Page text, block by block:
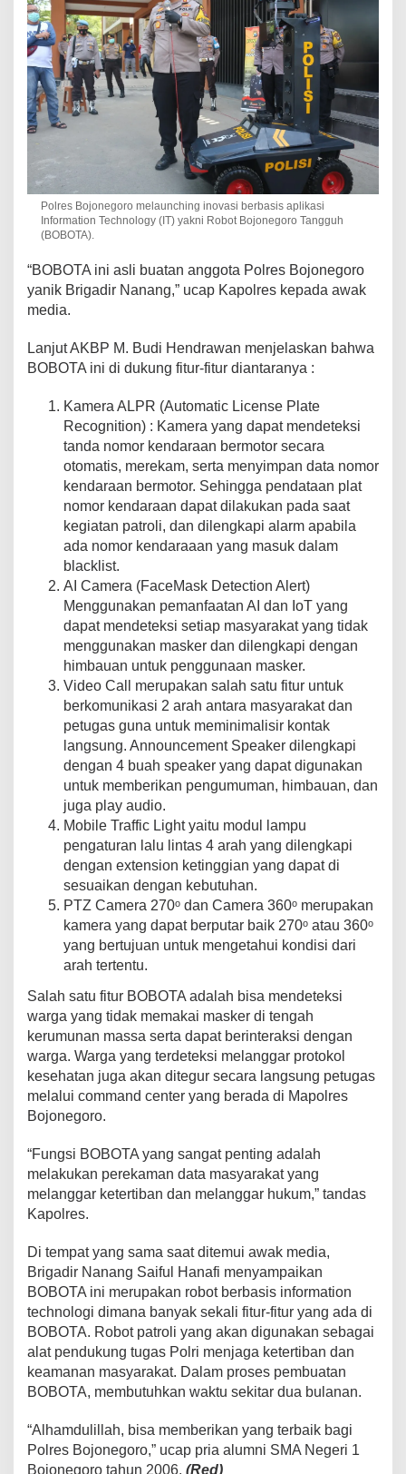
Polres Bojonegoro melaunching inovasi berbasis aplikasi
Information Technology (IT) yakni Robot Bojonegoro Tangguh
(BOBOTA).
“BOBOTA ini asli buatan anggota Polres Bojonegoro
yanik Brigadir Nanang,” ucap Kapolres kepada awak
media.
Lanjut AKBP M. Budi Hendrawan menjelaskan bahwa
BOBOTA ini di dukung fitur-fitur diantaranya :
Kamera ALPR (Automatic License Plate
Recognition) : Kamera yang dapat mendeteksi
tanda nomor kendaraan bermotor secara
otomatis, merekam, serta menyimpan data nomor
kendaraan bermotor. Sehingga pendataan plat
nomor kendaraan dapat dilakukan pada saat
kegiatan patroli, dan dilengkapi alarm apabila
ada nomor kendaraaan yang masuk dalam
blacklist.
AI Camera (FaceMask Detection Alert)
Menggunakan pemanfaatan AI dan IoT yang
dapat mendeteksi setiap masyarakat yang tidak
menggunakan masker dan dilengkapi dengan
himbauan untuk penggunaan masker.
Video Call merupakan salah satu fitur untuk
berkomunikasi 2 arah antara masyarakat dan
petugas guna untuk meminimalisir kontak
langsung. Announcement Speaker dilengkapi
dengan 4 buah speaker yang dapat digunakan
untuk memberikan pengumuman, himbauan, dan
juga play audio.
Mobile Traffic Light yaitu modul lampu
pengaturan lalu lintas 4 arah yang dilengkapi
dengan extension ketinggian yang dapat di
sesuaikan dengan kebutuhan.
PTZ Camera 270ᵒ dan Camera 360ᵒ merupakan
kamera yang dapat berputar baik 270ᵒ atau 360ᵒ
yang bertujuan untuk mengetahui kondisi dari
arah tertentu.
Salah satu fitur BOBOTA adalah bisa mendeteksi
warga yang tidak memakai masker di tengah
kerumunan massa serta dapat berinteraksi dengan
warga. Warga yang terdeteksi melanggar protokol
kesehatan juga akan ditegur secara langsung petugas
melalui command center yang berada di Mapolres
Bojonegoro.
“Fungsi BOBOTA yang sangat penting adalah
melakukan perekaman data masyarakat yang
melanggar ketertiban dan melanggar hukum,” tandas
Kapolres.
Di tempat yang sama saat ditemui awak media,
Brigadir Nanang Saiful Hanafi menyampaikan
BOBOTA ini merupakan robot berbasis information
technologi dimana banyak sekali fitur-fitur yang ada di
BOBOTA. Robot patroli yang akan digunakan sebagai
alat pendukung tugas Polri menjaga ketertiban dan
keamanan masyarakat. Dalam proses pembuatan
BOBOTA, membutuhkan waktu sekitar dua bulanan.
“Alhamdulillah, bisa memberikan yang terbaik bagi
Polres Bojonegoro,” ucap pria alumni SMA Negeri 1
Bojonegoro tahun 2006. (Red)